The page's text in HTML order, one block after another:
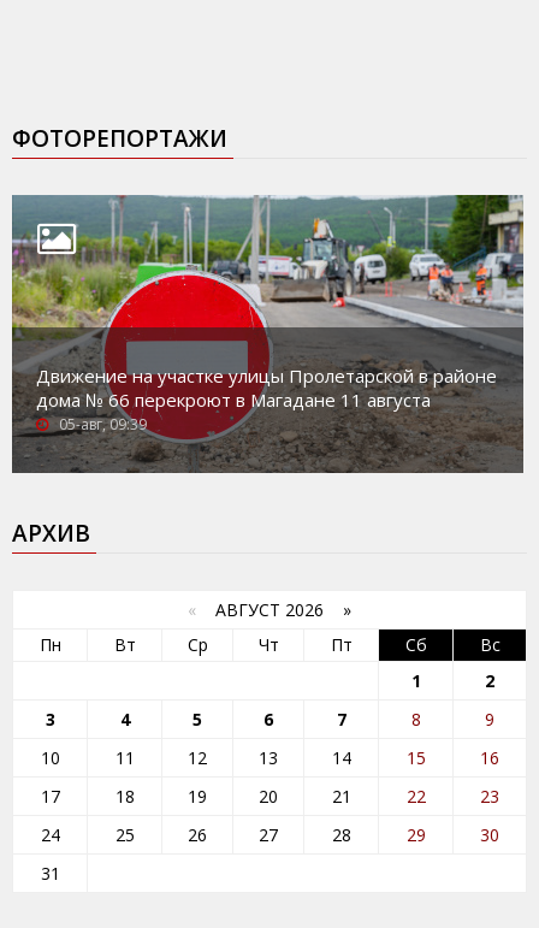
ФОТОРЕПОРТАЖИ
Движение на участке улицы Пролетарской в районе
дома № 66 перекроют в Магадане 11 августа
05-авг, 09:39
АРХИВ
« АВГУСТ 2026 »
Пн
Вт Ср Чт Пт Сб
Вс
1
2
3
4 5 6 7 8
9
10
11 12 13 14 15
16
17
18 19 20 21 22
23
24
25 26 27 28 29
30
31